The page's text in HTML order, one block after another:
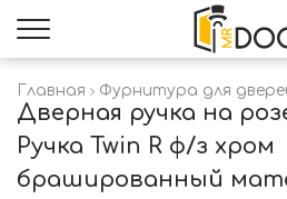
Главная Фурнитура для
Дверная ручка на
Ручка Twin R ф/з хром
брашированный